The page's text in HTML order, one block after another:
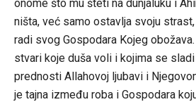
onome što mu šteti na dunjaluku i
ništa, već samo ostavlja svoju
radi svog Gospodara Kojeg
stvari koje duša voli i kojima se
prednosti Allahovoj ljubavi i
je tajna između roba i Gospodara